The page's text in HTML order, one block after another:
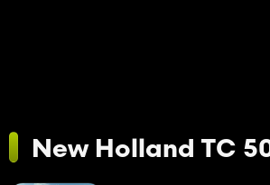
New Holland TC